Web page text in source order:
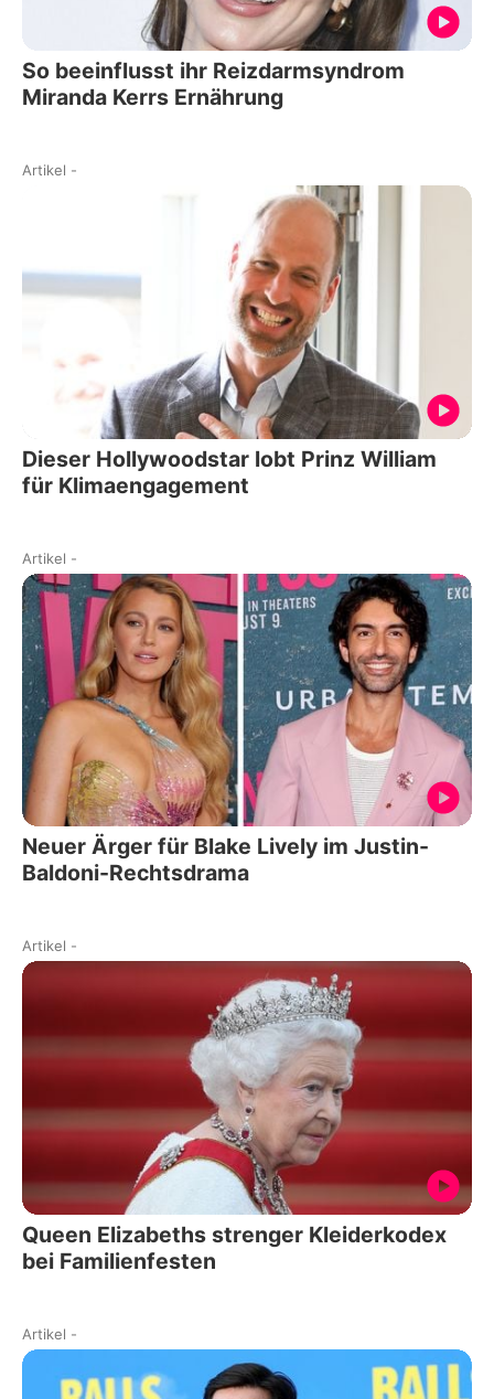
So beeinflusst ihr Reizdarmsyndrom
Miranda Kerrs Ernährung
Artikel -
Dieser Hollywoodstar lobt Prinz William
für Klimaengagement
Artikel -
Neuer Ärger für Blake Lively im Justin-
Baldoni-Rechtsdrama
Artikel -
Queen Elizabeths strenger Kleiderkodex
bei Familienfesten
Artikel -